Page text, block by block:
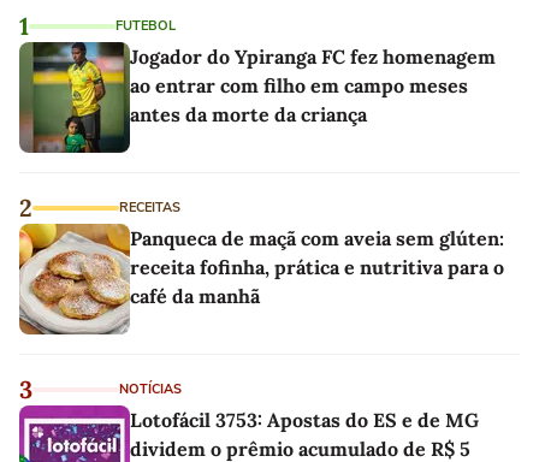
1 FUTEBOL
Jogador do Ypiranga FC fez homenagem
ao entrar com filho em campo meses
antes da morte da criança
2 RECEITAS
Panqueca de maçã com aveia sem glúten:
receita fofinha, prática e nutritiva para o
café da manhã
3 NOTÍCIAS
Lotofácil 3753: Apostas do ES e de MG
dividem o prêmio acumulado de R$ 5